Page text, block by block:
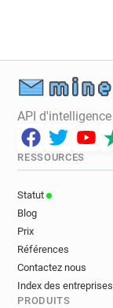
API
RESSOURCES
Statut
Blog
Prix
Références
Contactez nous
Index des entreprises
PRODUITS